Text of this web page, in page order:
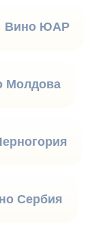
Вино ЮАР
Молдова
Сербия